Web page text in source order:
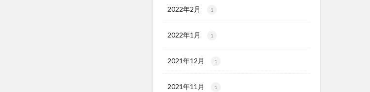
2022年2月 1
2022年1月 1
2021年12月 1
2021年11月 1